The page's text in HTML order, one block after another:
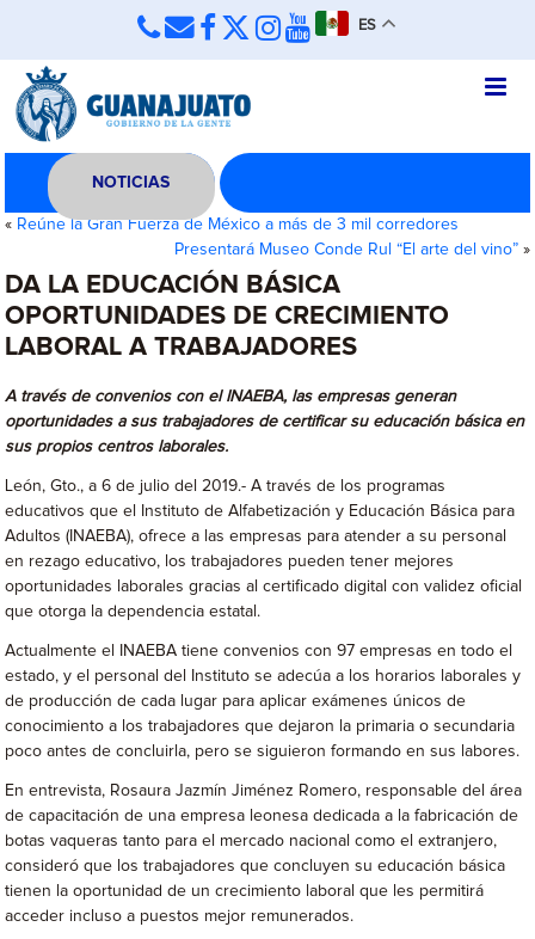
ES
NOTICIAS
« Reúne la Gran Fuerza de México a más de 3 mil corredores
Presentará Museo Conde Rul “El arte del vino”»
DA LA EDUCACIÓN BÁSICA
OPORTUNIDADES DE CRECIMIENTO
LABORAL A TRABAJADORES
A través de convenios con el INAEBA, las empresas generan
oportunidades a sus trabajadores de certificar su educación básica en
sus propios centros laborales.
León, Gto., a 6 de julio del 2019.- A través de los programas
educativos que el Instituto de Alfabetización y Educación Básica para
Adultos (INAEBA), ofrece a las empresas para atender a su personal
en rezago educativo, los trabajadores pueden tener mejores
oportunidades laborales gracias al certificado digital con validez oficial
que otorga la dependencia estatal.
Actualmente el INAEBA tiene convenios con 97 empresas en todo el
estado, y el personal del Instituto se adecúa a los horarios laborales y
de producción de cada lugar para aplicar exámenes únicos de
conocimiento a los trabajadores que dejaron la primaria o secundaria
poco antes de concluirla, pero se siguieron formando en sus labores.
En entrevista, Rosaura Jazmín Jiménez Romero, responsable del área
de capacitación de una empresa leonesa dedicada a la fabricación de
botas vaqueras tanto para el mercado nacional como el extranjero,
consideró que los trabajadores que concluyen su educación básica
tienen la oportunidad de un crecimiento laboral que les permitirá
acceder incluso a puestos mejor remunerados.